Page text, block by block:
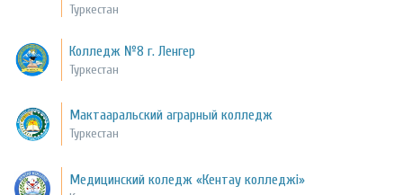
Туркестан
Колледж №8 г. Ленгер
Туркестан
Мактааральский аграрный колледж
Туркестан
Медицинский коледж «Кентау колледжі»